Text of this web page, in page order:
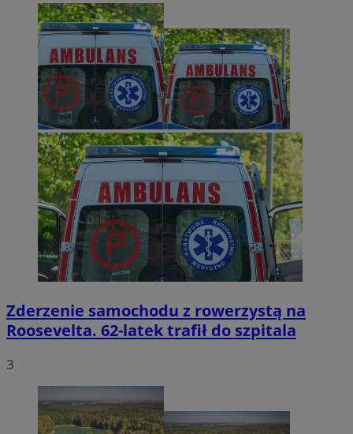
Zderzenie samochodu z rowerzystą na
Roosevelta. 62-latek trafił do szpitala
3